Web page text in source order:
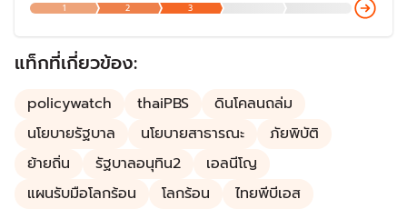
เปลี่ยนแปลงสภาพภูมิอากาศ โดยรัฐบาลจะสร้างการมีส่วนร่วม
ในการรับมือกับภัยธรรมชาติโดยเฉพาะการแก้ปัญหาน้ำท่วม และ
การบริหารจัดการน้ำ
1 2 3
แท็กที่เกี่ยวข้อง:
policywatch thaiPBS
ดินโคลนถล่ม
นโยบายรัฐบาล
นโยบายสาธารณะ
ภัยพิบัติ
ย้ายถิ่น
รัฐบาลอนุทิน2
เอลนีโญ
แผนรับมือโลกร้อน
โลกร้อน ไทยพีบีเอส